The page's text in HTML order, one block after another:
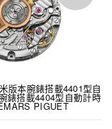
版本腕錶搭載4401型自
錶搭載4404型自動計時
PIGUET